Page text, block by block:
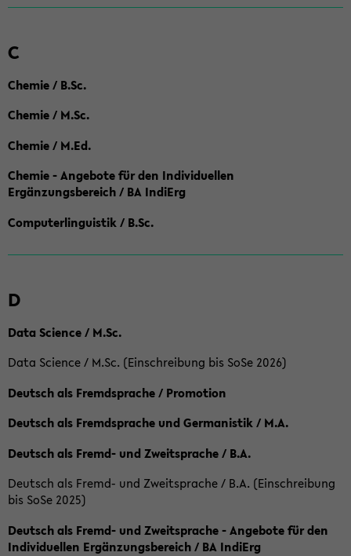
C
Chemie / B.Sc.
Chemie / M.Sc.
Chemie / M.Ed.
Chemie - Angebote für den Individuellen
Ergänzungsbereich / BA IndiErg
Computerlinguistik / B.Sc.
D
Data Science / M.Sc.
Data Science / M.Sc. (Einschreibung bis SoSe 2026)
Deutsch als Fremdsprache / Promotion
Deutsch als Fremdsprache und Germanistik / M.A.
Deutsch als Fremd- und Zweitsprache / B.A.
Deutsch als Fremd- und Zweitsprache / B.A. (Einschreibung
bis SoSe 2025)
Deutsch als Fremd- und Zweitsprache - Angebote für den
Individuellen Ergänzungsbereich / BA IndiErg